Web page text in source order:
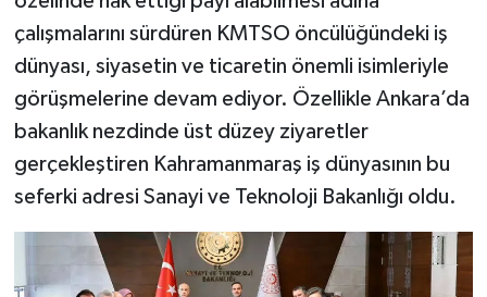
çalışmalarını sürdüren KMTSO öncülüğündeki iş
dünyası, siyasetin ve ticaretin önemli isimleriyle
görüşmelerine devam ediyor. Özellikle Ankara’da
bakanlık nezdinde üst düzey ziyaretler
gerçekleştiren Kahramanmaraş iş dünyasının bu
seferki adresi Sanayi ve Teknoloji Bakanlığı oldu.